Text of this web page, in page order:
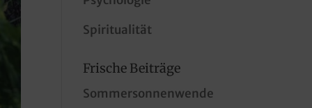
Spiritualität
Frische Beiträge
Sommersonnenwende